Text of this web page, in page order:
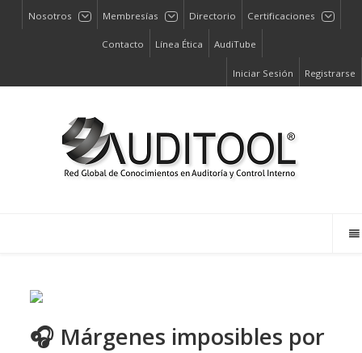
Nosotros Membresías Directorio Certificaciones
Contacto Línea Ética AudiTube
Iniciar Sesión Registrarse
🎧 Márgenes imposibles por